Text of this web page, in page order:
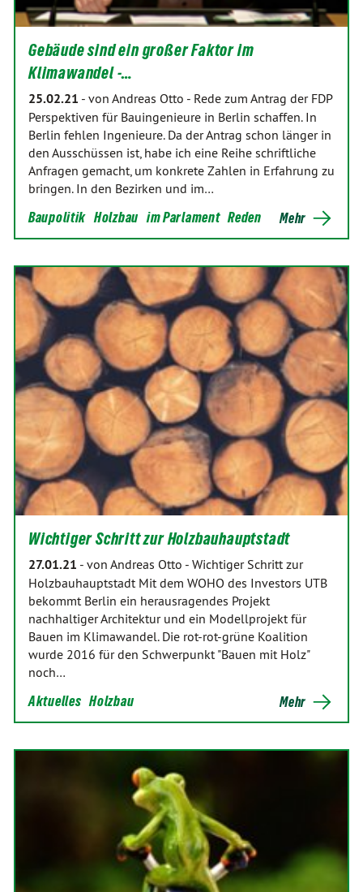
Gebäude sind ein großer Faktor im
Klimawandel -…
25.02.21 - von Andreas Otto - Rede zum Antrag der FDP
Perspektiven für Bauingenieure in Berlin schaffen. In
Berlin fehlen Ingenieure. Da der Antrag schon länger in
den Ausschüssen ist, habe ich eine Reihe schriftliche
Anfragen gemacht, um konkrete Zahlen in Erfahrung zu
bringen. In den Bezirken und im…
Baupolitik Holzbau im Parlament Reden Mehr
Wichtiger Schritt zur Holzbauhauptstadt
27.01.21 - von Andreas Otto - Wichtiger Schritt zur
Holzbauhauptstadt Mit dem WOHO des Investors UTB
bekommt Berlin ein herausragendes Projekt
nachhaltiger Architektur und ein Modellprojekt für
Bauen im Klimawandel. Die rot-rot-grüne Koalition
wurde 2016 für den Schwerpunkt "Bauen mit Holz"
noch…
Aktuelles Holzbau Mehr